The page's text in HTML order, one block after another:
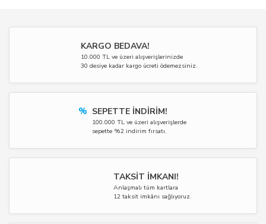
KARGO BEDAVA!
10.000 TL ve üzeri alışverişlerinizde
30 desiye kadar kargo ücreti ödemezsiniz.
% SEPETTE İNDİRİM!
100.000 TL ve üzeri alışverişlerde
sepette %2 indirim fırsatı.
TAKSİT İMKANI!
Anlaşmalı tüm kartlara
12 taksit imkânı sağlıyoruz.